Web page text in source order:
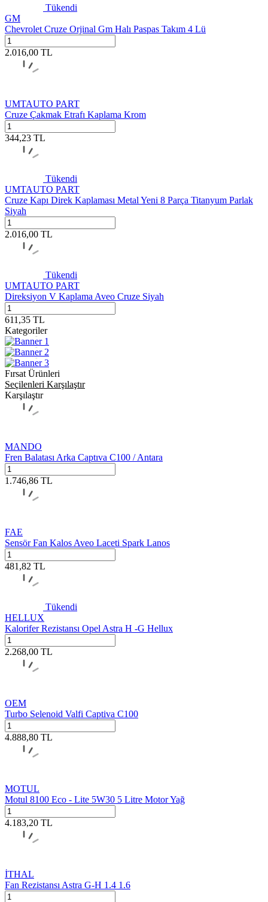
Tükendi
GM
Chevrolet Cruze Orjinal Gm Halı Paspas Takım 4 Lü
2.016,00 TL
UMTAUTO PART
Cruze Çakmak Etrafı Kaplama Krom
344,23 TL
Tükendi
UMTAUTO PART
Cruze Kapı Direk Kaplaması Metal Yeni 8 Parça Titanyum Parlak
Siyah
2.016,00 TL
Tükendi
UMTAUTO PART
Direksiyon V Kaplama Aveo Cruze Siyah
611,35 TL
Kategoriler
Fırsat Ürünleri
Seçilenleri Karşılaştır
Karşılaştır
MANDO
Fren Balatası Arka Captıva C100 / Antara
1.746,86 TL
FAE
Sensör Fan Kalos Aveo Laceti Spark Lanos
481,82 TL
Tükendi
HELLUX
Kalorifer Rezistansı Opel Astra H -G Hellux
2.268,00 TL
OEM
Turbo Selenoid Valfi Captiva C100
4.888,80 TL
MOTUL
Motul 8100 Eco - Lite 5W30 5 Litre Motor Yağ
4.183,20 TL
İTHAL
Fan Rezistansı Astra G-H 1.4 1.6